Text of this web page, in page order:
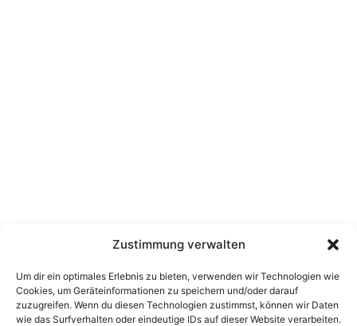
Zustimmung verwalten
Um dir ein optimales Erlebnis zu bieten, verwenden wir Technologien wie
Cookies, um Geräteinformationen zu speichern und/oder darauf
zuzugreifen. Wenn du diesen Technologien zustimmst, können wir Daten
wie das Surfverhalten oder eindeutige IDs auf dieser Website verarbeiten.